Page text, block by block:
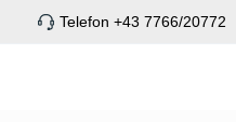
Telefon +43 7766/20772